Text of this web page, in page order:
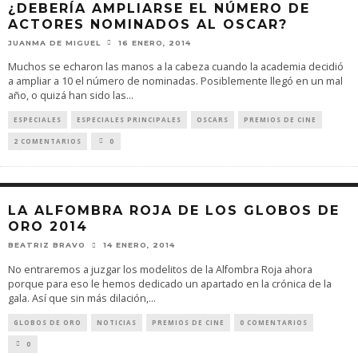
¿DEBERÍA AMPLIARSE EL NÚMERO DE
ACTORES NOMINADOS AL OSCAR?
JUANMA DE MIGUEL 16 ENERO, 2014
Muchos se echaron las manos a la cabeza cuando la academia decidió
a ampliar a 10 el número de nominadas. Posiblemente llegó en un mal
año, o quizá han sido las...
ESPECIALES ESPECIALES PRINCIPALES OSCARS PREMIOS DE CINE
2 COMENTARIOS 0
LA ALFOMBRA ROJA DE LOS GLOBOS DE
ORO 2014
BEATRIZ BRAVO 14 ENERO, 2014
No entraremos a juzgar los modelitos de la Alfombra Roja ahora
porque para eso le hemos dedicado un apartado en la crónica de la
gala. Así que sin más dilación,...
GLOBOS DE ORO NOTICIAS PREMIOS DE CINE 0 COMENTARIOS
0